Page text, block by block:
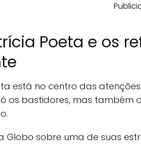
Poeta e os
está no centro das
os bastidores, mas também
sobre uma de suas